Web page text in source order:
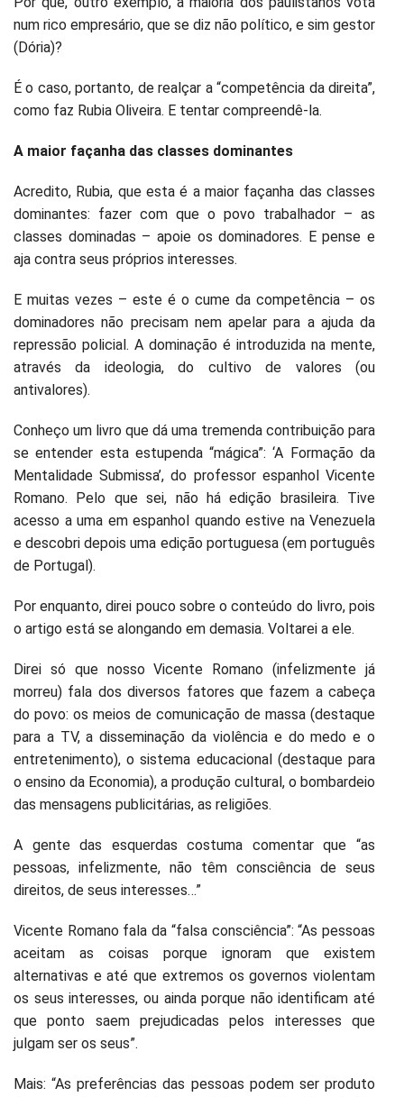
num rico empresário, que se diz não político, e sim gestor
(Dória)?
É o caso, portanto, de realçar a “competência da direita”,
como faz Rubia Oliveira. E tentar compreendê-la.
A maior façanha das classes dominantes
Acredito, Rubia, que esta é a maior façanha das classes
dominantes: fazer com que o povo trabalhador – as
classes dominadas – apoie os dominadores. E pense e
aja contra seus próprios interesses.
E muitas vezes – este é o cume da competência – os
dominadores não precisam nem apelar para a ajuda da
repressão policial. A dominação é introduzida na mente,
através da ideologia, do cultivo de valores (ou
antivalores).
Conheço um livro que dá uma tremenda contribuição para
se entender esta estupenda “mágica”: ‘A Formação da
Mentalidade Submissa’, do professor espanhol Vicente
Romano. Pelo que sei, não há edição brasileira. Tive
acesso a uma em espanhol quando estive na Venezuela
e descobri depois uma edição portuguesa (em português
de Portugal).
Por enquanto, direi pouco sobre o conteúdo do livro, pois
o artigo está se alongando em demasia. Voltarei a ele.
Direi só que nosso Vicente Romano (infelizmente já
morreu) fala dos diversos fatores que fazem a cabeça
do povo: os meios de comunicação de massa (destaque
para a TV, a disseminação da violência e do medo e o
entretenimento), o sistema educacional (destaque para
o ensino da Economia), a produção cultural, o bombardeio
das mensagens publicitárias, as religiões.
A gente das esquerdas costuma comentar que “as
pessoas, infelizmente, não têm consciência de seus
direitos, de seus interesses…”
Vicente Romano fala da “falsa consciência”: “As pessoas
aceitam as coisas porque ignoram que existem
alternativas e até que extremos os governos violentam
os seus interesses, ou ainda porque não identificam até
que ponto saem prejudicadas pelos interesses que
julgam ser os seus”.
Mais: “As preferências das pessoas podem ser produto